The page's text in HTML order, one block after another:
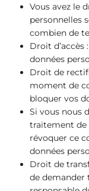
Vous avez le
personnelles
combien de
Droit d’accès
données
Droit de
moment de
bloquer vos
Si vous nous
traitement de
révoquer ce
données
Droit de
de demander